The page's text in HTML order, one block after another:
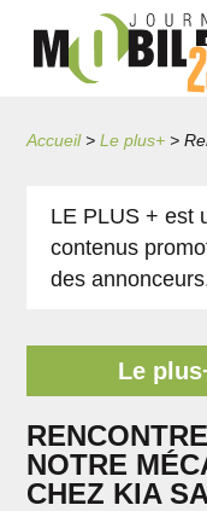
Accueil>Le plus+ >
LE PLUS + est
contenus
des
Le
NOTRE
CHEZ KIA